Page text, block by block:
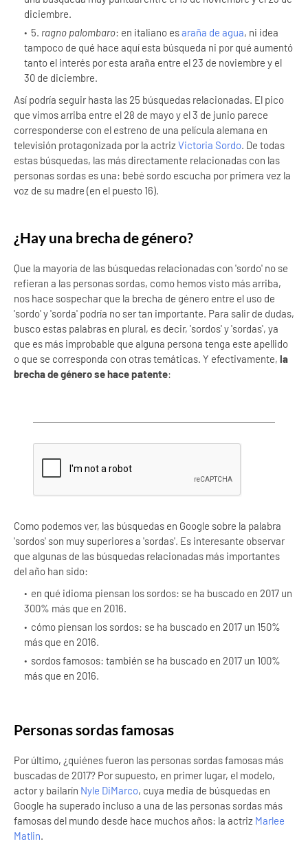
diciembre.
5. ragno palombaro: en italiano esaraña de agua, ni idea
tampoco de qué hace aquí esta búsqueda ni por qué aumentó
tanto el interés por esta araña entre el 23 de noviembre y el
30 de diciembre.
Así podría seguir hasta las 25 búsquedas relacionadas. El pico
que vimos arriba entre el 28 de mayo y el 3 de junio parece
corresponderse con el estreno de una película alemana en
televisión protagonizada por la actrizVictoria Sordo. De todas
estas búsquedas, las más directamente relacionadas con las
personas sordas es una: bebé sordo escucha por primera vez la
voz de su madre (en el puesto 16).
¿Hay una brecha de género?
Que la mayoría de las búsquedas relacionadas con 'sordo' no se
refieran a las personas sordas, como hemos visto más arriba,
nos hace sospechar que la brecha de género entre el uso de
'sordo' y 'sorda' podría no ser tan importante. Para salir de dudas,
busco estas palabras en plural, es decir, 'sordos' y 'sordas', ya
que es más improbable que alguna persona tenga este apellido
o que se corresponda con otras temáticas. Y efectivamente, la
brecha de género se hace patente:
Como podemos ver, las búsquedas en Google sobre la palabra
'sordos' son muy superiores a 'sordas'. Es interesante observar
que algunas de las búsquedas relacionadas más importantes
del año han sido:
en qué idioma piensan los sordos: se ha buscado en 2017 un
300% más que en 2016.
cómo piensan los sordos: se ha buscado en 2017 un 150%
más que en 2016.
sordos famosos: también se ha buscado en 2017 un 100%
más que en 2016.
Personas sordas famosas
Por último, ¿quiénes fueron las personas sordas famosas más
buscadas de 2017? Por supuesto, en primer lugar, el modelo,
actor y bailarín Nyle DiMarco, cuya media de búsquedas en
Google ha superado incluso a una de las personas sordas más
famosas del mundo desde hace muchos años: la actriz Marlee
Matlin.